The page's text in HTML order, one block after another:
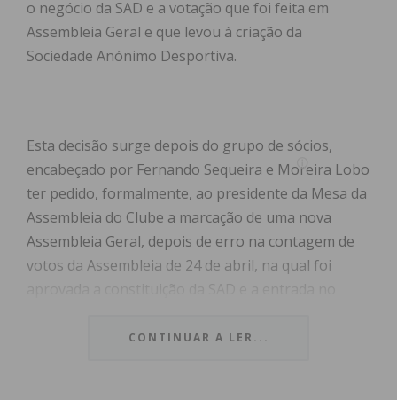
o negócio da SAD e a votação que foi feita em
Assembleia Geral e que levou à criação da
Sociedade Anónimo Desportiva.
Esta decisão surge depois do grupo de sócios,
encabeçado por Fernando Sequeira e Moreira Lobo
ter pedido, formalmente, ao presidente da Mesa da
Assembleia do Clube a marcação de uma nova
Assembleia Geral, depois de erro na contagem de
votos da Assembleia de 24 de abril, na qual foi
CONTINUAR A LER...